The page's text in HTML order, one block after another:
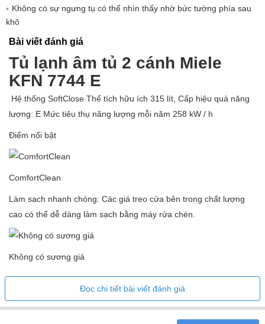
Công suất âm thanh tiếng ồn: 35 dB
tiếng ồn phát ra loại B
Chiều rộng: 55,9 cm
Chiều cao: 177 cm
Chiều sâu: 54,6 cm
Chiều dài dây kết nối: 220 cm
Số cửa: 2
Bản lề phải của cửa
Chặn cửa có thể thay đổi
Không có sự ngưng tụ có thể nhìn thấy nhờ bức tường phía sau
khô
Bài viết đánh giá
Tủ lạnh âm tủ 2 cánh Miele
KFN 7744 E
Hệ thống SoftClose Thể tích hữu ích 315 lít, Cấp hiệu quả năng
lượng: E ​​Mức tiêu thụ năng lượng mỗi năm 258 kW / h
Điểm nổi bật
ComfortClean
Làm sạch nhanh chóng: Các giá treo cửa bên trong chất lượng
cao có thể dễ dàng làm sạch bằng máy rửa chén.
Không có sương giá
Không cần rã đông nữa: Với khả năng làm mát bằng không khí
tuần hoàn, băng sẽ không còn hình thành bên trong và do đó tiết
kiệm được thời gian rã đông.
Đọc chi tiết bài viết đánh giá